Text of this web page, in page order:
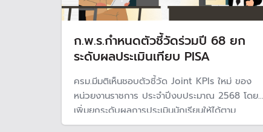
ก.พ.ร.กำหนดตัวชี้วัดร่วมปี 68 ยก
ระดับผลประเมินเทียบ PISA
ครม.มีมติเห็นชอบตัวชี้วัด Joint KPIs ใหม่ ของ
หน่วยงานราชการ ประจำปีงบประมาณ 2568 โดย
เพิ่มยกระดับผลการประเมินนักเรียนให้ได้ตาม
มาตรฐานของ PISA และมุ่งแก้ไขปัญหาฝุ่น PM 2.5